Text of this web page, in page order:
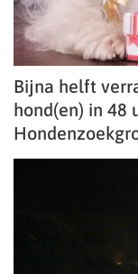
Bijna helft
hond(en) in 48